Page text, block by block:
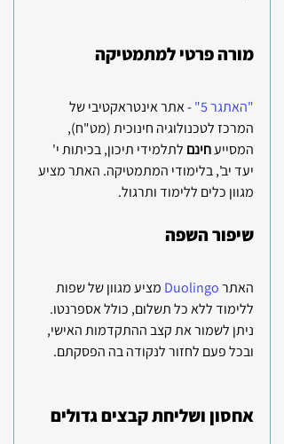
מורה פרטי למתמטיקה
"האתגר 5"
- אתר אינטראקטיבי של
המרכז לטכנולוגיה חינוכית (מט"ח),
המסייע חינם לתלמידי תיכון, בכיתות י'
יעד יב', בלימודי המתמטיקה. האתר מציע
מגוון כלים ללימוד ותרגול.
שיפור השפה
האתרDuolingo מציע מגוון של שפות
ללימוד ללא כל תשלום, כולל אספרנטו.
ניתן לשמור את קצב ההתקדמות האישי,
ובכל פעם לחזור לנקודה בה הפסקתם.
אחסון ושליחת קבצים גדולים